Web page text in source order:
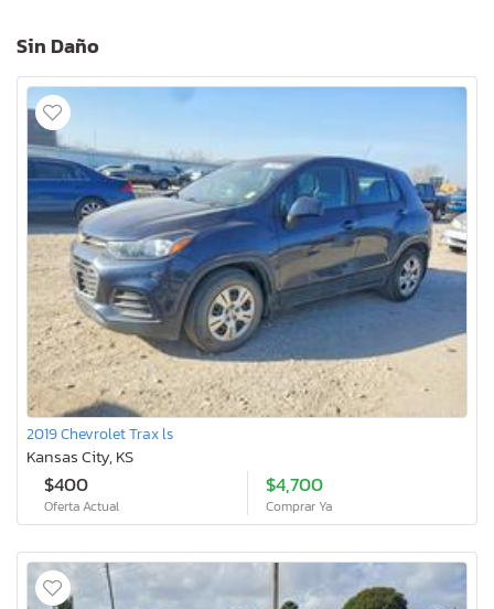
Sin Daño
2019 Chevrolet Trax ls
Kansas City, KS
$400
Oferta Actual
$4,700
Comprar Ya